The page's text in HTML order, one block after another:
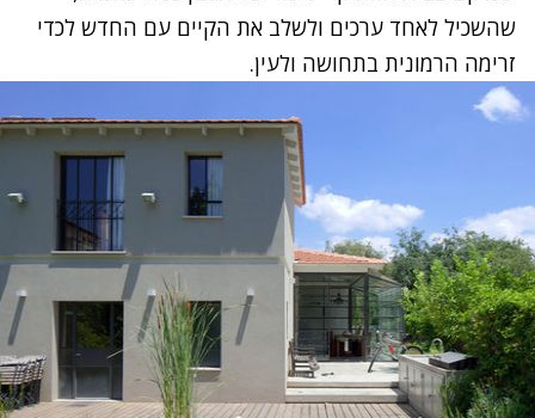
שהשכיל לאחד ערכים ולשלב את הקיים עם החדש לכדי
זרימה הרמונית בתחושה ולעין.